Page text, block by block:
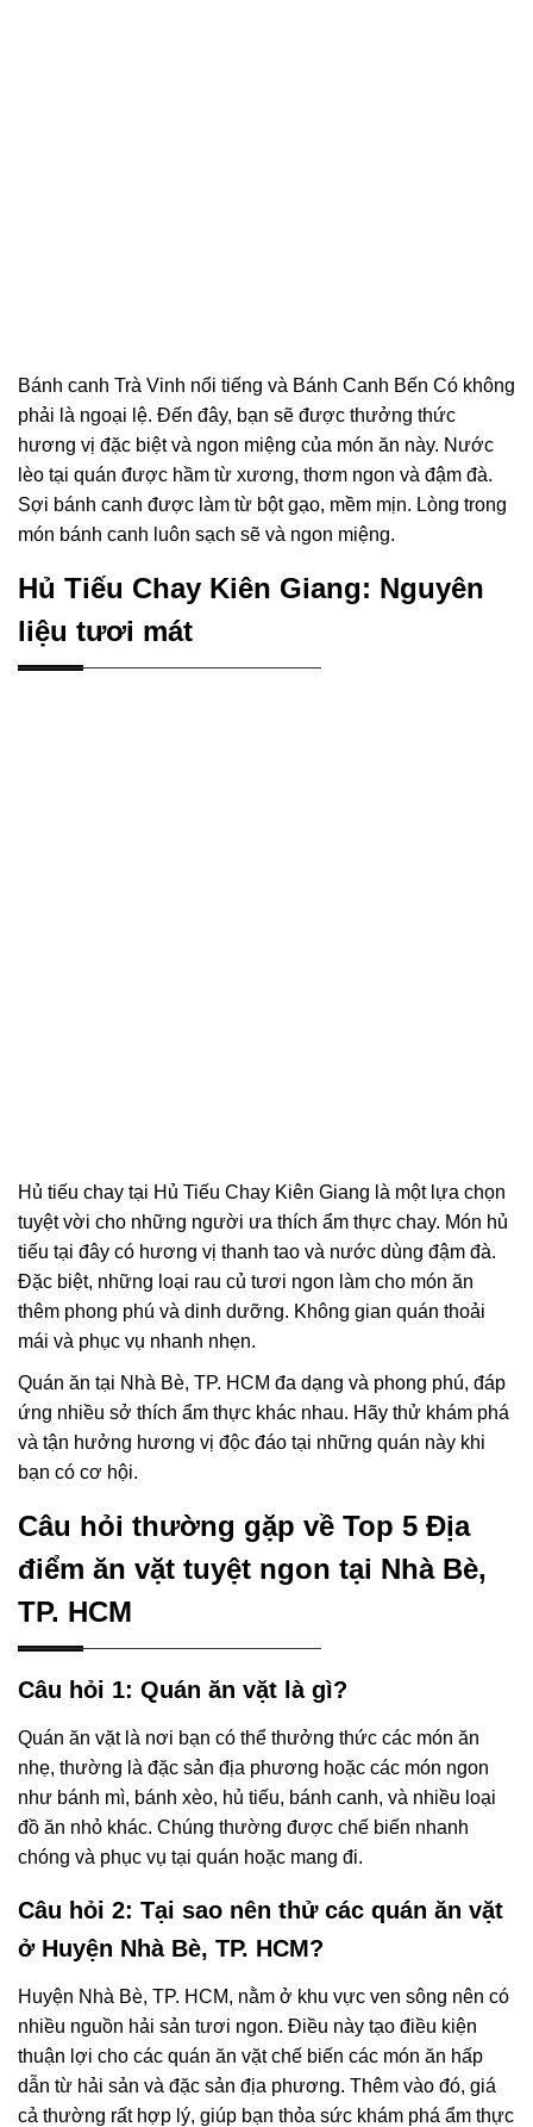
Bánh canh Trà Vinh nổi tiếng và Bánh Canh Bến Có không
phải là ngoại lệ. Đến đây, bạn sẽ được thưởng thức
hương vị đặc biệt và ngon miệng của món ăn này. Nước
lèo tại quán được hầm từ xương, thơm ngon và đậm đà.
Sợi bánh canh được làm từ bột gạo, mềm mịn. Lòng trong
món bánh canh luôn sạch sẽ và ngon miệng.
Hủ Tiếu Chay Kiên Giang: Nguyên
liệu tươi mát
Hủ tiếu chay tại Hủ Tiếu Chay Kiên Giang là một lựa chọn
tuyệt vời cho những người ưa thích ẩm thực chay. Món hủ
tiếu tại đây có hương vị thanh tao và nước dùng đậm đà.
Đặc biệt, những loại rau củ tươi ngon làm cho món ăn
thêm phong phú và dinh dưỡng. Không gian quán thoải
mái và phục vụ nhanh nhẹn.
Quán ăn tại Nhà Bè, TP. HCM đa dạng và phong phú, đáp
ứng nhiều sở thích ẩm thực khác nhau. Hãy thử khám phá
và tận hưởng hương vị độc đáo tại những quán này khi
bạn có cơ hội.
Câu hỏi thường gặp về Top 5 Địa
điểm ăn vặt tuyệt ngon tại Nhà Bè,
TP. HCM
Câu hỏi 1: Quán ăn vặt là gì?
Quán ăn vặt là nơi bạn có thể thưởng thức các món ăn
nhẹ, thường là đặc sản địa phương hoặc các món ngon
như bánh mì, bánh xèo, hủ tiếu, bánh canh, và nhiều loại
đồ ăn nhỏ khác. Chúng thường được chế biến nhanh
chóng và phục vụ tại quán hoặc mang đi.
Câu hỏi 2: Tại sao nên thử các quán ăn vặt
ở Huyện Nhà Bè, TP. HCM?
Huyện Nhà Bè, TP. HCM, nằm ở khu vực ven sông nên có
nhiều nguồn hải sản tươi ngon. Điều này tạo điều kiện
thuận lợi cho các quán ăn vặt chế biến các món ăn hấp
dẫn từ hải sản và đặc sản địa phương. Thêm vào đó, giá
cả thường rất hợp lý, giúp bạn thỏa sức khám phá ẩm thực